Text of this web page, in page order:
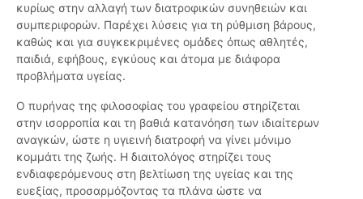
κυρίως στην αλλαγή των διατροφικών συνηθειών και
συμπεριφορών. Παρέχει λύσεις για τη ρύθμιση βάρους,
καθώς και για συγκεκριμένες ομάδες όπως αθλητές,
παιδιά, εφήβους, εγκύους και άτομα με διάφορα
προβλήματα υγείας.
Ο πυρήνας της φιλοσοφίας του γραφείου στηρίζεται
στην ισορροπία και τη βαθιά κατανόηση των ιδιαίτερων
αναγκών, ώστε η υγιεινή διατροφή να γίνει μόνιμο
κομμάτι της ζωής. Η διαιτολόγος στηρίζει τους
ενδιαφερόμενους στη βελτίωση της υγείας και της
ευεξίας, προσαρμόζοντας τα πλάνα ώστε να